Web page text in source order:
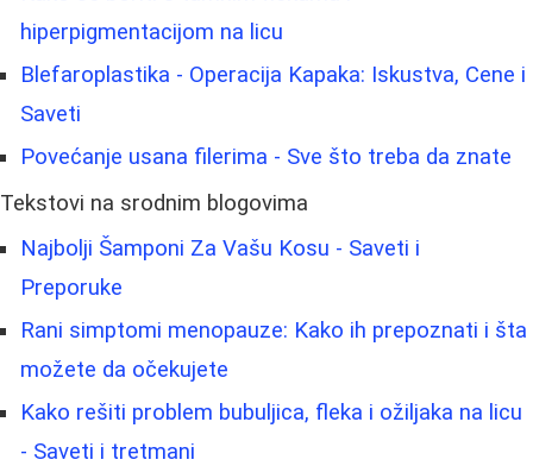
hiperpigmentacijom na licu
Blefaroplastika - Operacija Kapaka: Iskustva, Cene i
Saveti
Povećanje usana filerima - Sve što treba da znate
Tekstovi na srodnim blogovima
Najbolji Šamponi Za Vašu Kosu - Saveti i
Preporuke
Rani simptomi menopauze: Kako ih prepoznati i šta
možete da očekujete
Kako rešiti problem bubuljica, fleka i ožiljaka na licu
- Saveti i tretmani